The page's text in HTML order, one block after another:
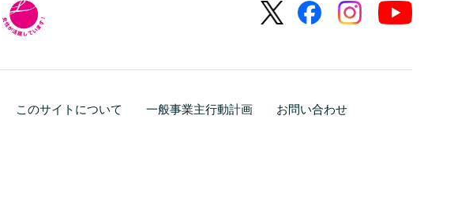
このサイトについて 一般事業主行動計画 お問い合わせ